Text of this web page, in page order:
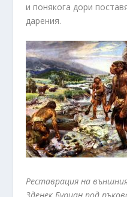
и понякога дори
дарения.
Реставрация на